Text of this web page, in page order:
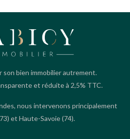
son bien immobilier autrement.
et réduite à 2,5% TTC.
nous intervenons principalement
et Haute-Savoie(74).